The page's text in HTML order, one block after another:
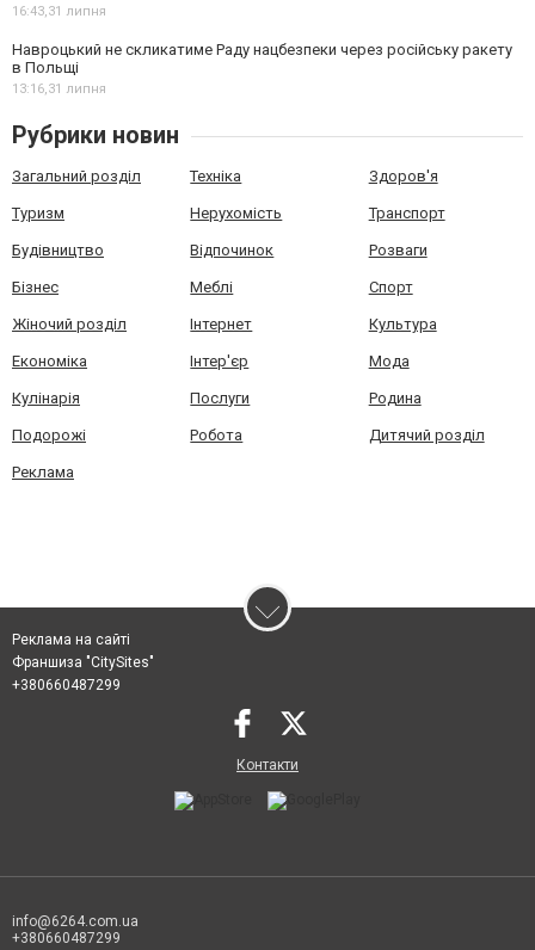
16:43,31 липня
Навроцький не скликатиме Раду нацбезпеки через російську ракету
в Польщі
13:16,31 липня
Рубрики новин
Загальний розділ Техніка Здоров'я
Туризм Нерухомість Транспорт
Будівництво Відпочинок Розваги
Бізнес Меблі Спорт
Жіночий розділ Інтернет Культура
Економіка Інтер'єр Мода
Кулінарія Послуги Родина
Подорожі Робота Дитячий розділ
Реклама
Реклама на сайті
Франшиза "CitySites"
+380660487299
Контакти
info@6264.com.ua
+380660487299